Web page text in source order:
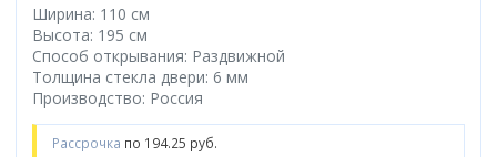
Ширина: 110 см
Высота: 195 см
Способ открывания: Раздвижной
Толщина стекла двери: 6 мм
Производство: Россия
Рассрочка по 194.25 руб.